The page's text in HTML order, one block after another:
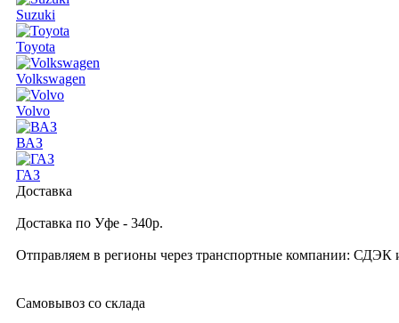
Suzuki
Toyota
Volkswagen
Volvo
ВАЗ
ГАЗ
Доставка
Доставка по Уфе - 340р.
Отправляем в регионы через транспортные компании:
Самовывоз со склада